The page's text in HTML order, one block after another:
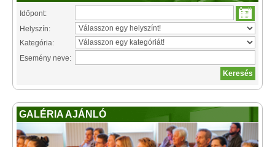
Időpont:
Helyszín:
Kategória:
Esemény neve:
GALÉRIA AJÁNLÓ